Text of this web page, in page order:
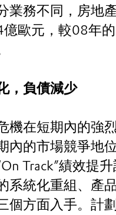
業務不同，房地
歐元，較08年
，負債減少
機在短期內的強
內的市場競爭地
Track”績效提
系統化重組、產
個方面入手。計